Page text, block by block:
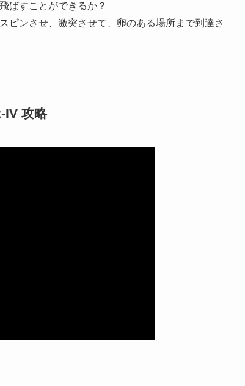
ばすことができるか？
ピンさせ、激突させて、卵のある場所まで到達さ
攻略